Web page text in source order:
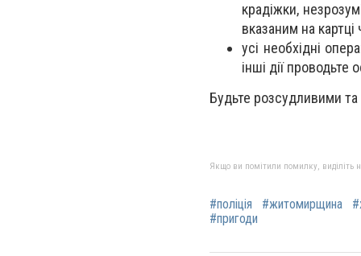
крадіжки,
вказаним на
усі необхідні
інші дії проводьте
Будьте розсудливими
Якщо ви помітили помилку, виділіть
#поліція #житомирщина
#пригоди